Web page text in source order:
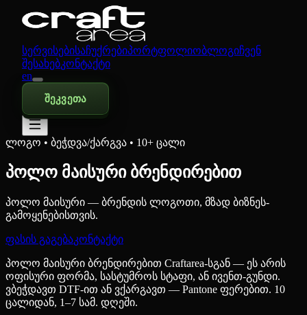
სერვისებისაჩუქრებიპორტფოლიობლოგიჩვენ
შესახებკონტაქტი
en
შეკვეთა
ლოგო • ბეჭდვა/ქარგვა • 10+ ცალი
პოლო მაისური ბრენდირებით
პოლო მაისური — ბრენდის ლოგოთი, მზად ბიზნეს-
გამოყენებისთვის.
ფასის გაგებაკონტაქტი
პოლო მაისური ბრენდირებით Craftarea-სგან — ეს არის
ოფისური ფორმა, სასტუმროს სტაფი, ან ივენთ-გუნდი.
ვბეჭდავთ DTF-ით ან ვქარგავთ — Pantone ფერებით. 10
ცალიდან, 1–7 სამ. დღეში.